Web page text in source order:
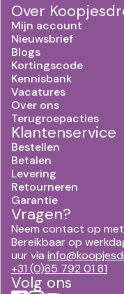
Over
Mijn account
Nieuwsbrief
Blogs
Kortingscode
Kennisbank
Vacatures
Over ons
Terugroepacties
Klantenservice
Bestellen
Betalen
Levering
Retourneren
Garantie
Vragen?
Neem contact op
Bereikbaar op
uur via
+31 (0)85 792 01 81
Volg ons